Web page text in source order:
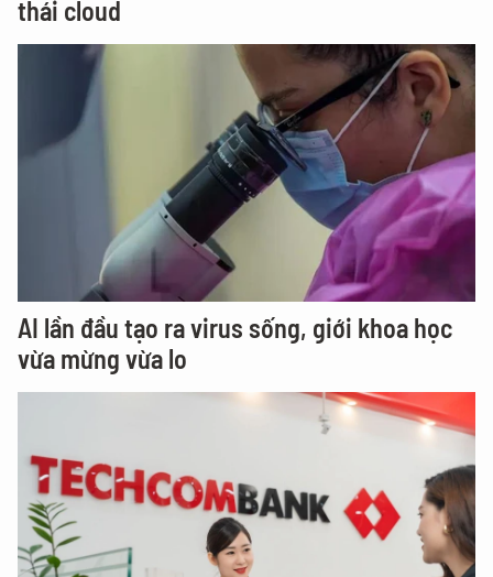
thái cloud
AI lần đầu tạo ra virus sống, giới khoa học
vừa mừng vừa lo